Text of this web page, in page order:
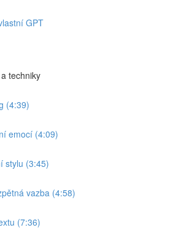
GPT
techniky
(4:39)
emocí (4:09)
stylu (3:45)
vazba (4:58)
(7:36)